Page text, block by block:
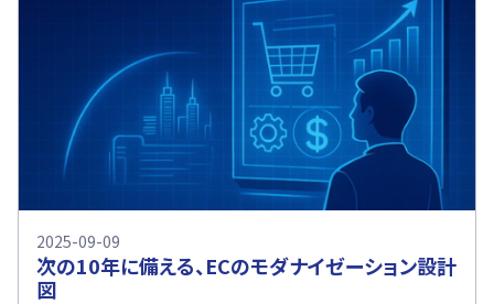
2025-09-09
次の10年に備える、ECのモダナイゼーション設計
図